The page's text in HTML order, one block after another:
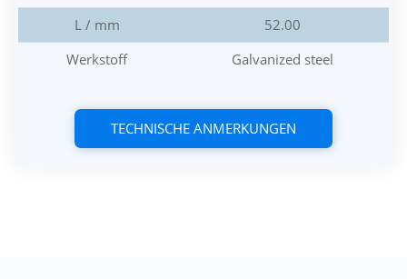
L / mm
52.00
Werkstoff
Galvanized steel
TECHNISCHE ANMERKUNGEN